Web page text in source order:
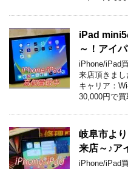
iPad mini5
～！アイ
iPhone/iPad
来店頂きま
キャリア：
30,000円で
岐阜市よ
来店～♪ア
iPhone/iPad